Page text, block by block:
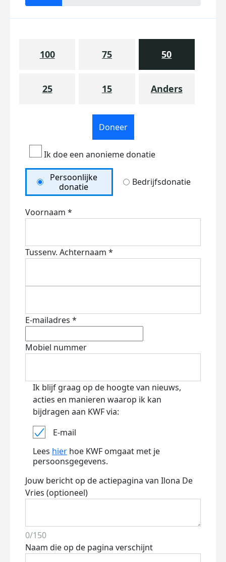
100 75 50
25 15 Anders
Doneer
Ik doe een anonieme donatie
Persoonlijke
donatie
Bedrijfsdonatie
Voornaam *
Tussenv. Achternaam *
E-mailadres *
Mobiel nummer
Ik blijf graag op de hoogte van nieuws,
acties en manieren waarop ik kan
bijdragen aan KWF via:
E-mail
Lees hier hoe KWF omgaat met je
persoonsgegevens.
Jouw bericht op de actiepagina van Ilona De
Vries (optioneel)
0/150
Naam die op de pagina verschijnt